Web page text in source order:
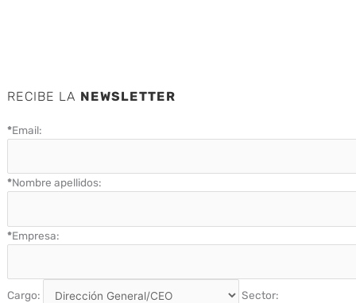
RECIBE LA NEWSLETTER
*Email:
*Nombre apellidos:
*Empresa:
Cargo: Sector: